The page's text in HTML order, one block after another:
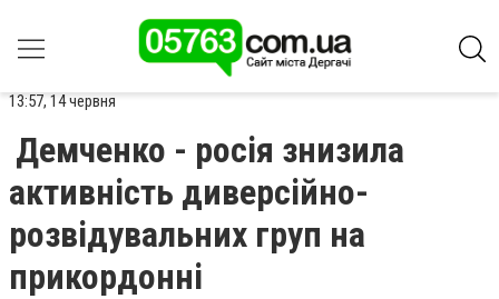
13:57, 14 червня
Демченко - росія знизила
активність диверсійно-
розвідувальних груп на
прикордонні